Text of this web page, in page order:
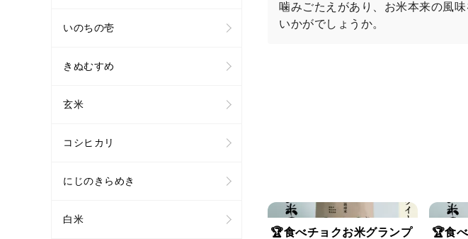
噛みごたえがあり、お米本来の風
いかがでしょうか。
🏆食べチョクお米グランプ
🏆食
いのちの壱
きぬむすめ
玄米
コシヒカリ
にじのきらめき
白米